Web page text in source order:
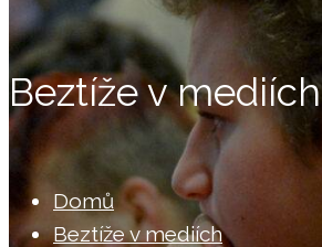
Beztíže v mediích
Domů
Beztíže v mediích